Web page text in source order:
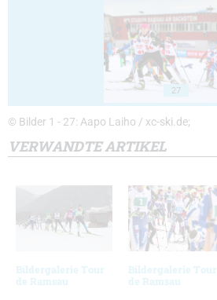
27
© Bilder 1 - 27: Aapo Laiho / xc-ski.de;
VERWANDTE ARTIKEL
Bildergalerie Tour
de Ramsau
Bildergalerie Tour
de Ramsau